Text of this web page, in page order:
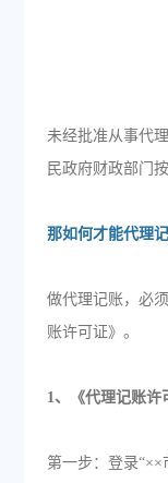
未经批准从事代
民政府财政部门
那如何才能代理记
做代理记账，必
账许可证》。
1、《代理记账许
第一步：登录“××